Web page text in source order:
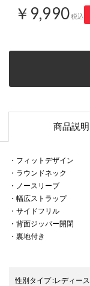
￥9,990税込
商品説明
・フィットデザイン
・ラウンドネック
・ノースリーブ
・幅広ストラップ
・サイドフリル
・背面ジッパー開閉
・裏地付き
性別タイプ:レディース